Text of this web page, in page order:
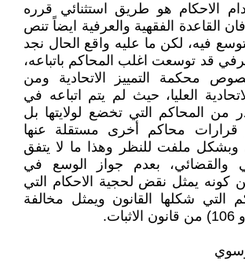
الاحكام هو طريق استثنائي قرره
القاعدة الفقهية والعرفية ايضاً تنص
فيه، لكن ما عليه واقع الحال نجد
قد توسعت اغلب المحاكم باتباعه،
محكمة التمييز الاتحادية ومن
العليا، حيث لم يتم اتباعه في
من المحاكم التي تخضع لولايتها بل
قرارات محاكم أخرى مستقلة عنها
وبشكل ملفت للنظر وهذا ما لا يتفق
والقضائي، بعدم جواز الوسع في
عن كونه يمثل نقض لحجية الاحكام التي
التي شكلها القانون ويمثل مخالفة